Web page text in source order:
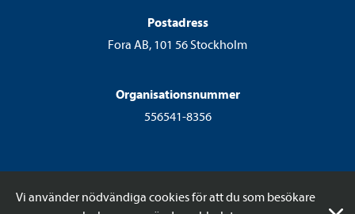
Vi använder nödvändiga cookies för att du som besökare
Postadress
Fora AB, 101 56 Stockholm
Organisationsnummer
556541-8356